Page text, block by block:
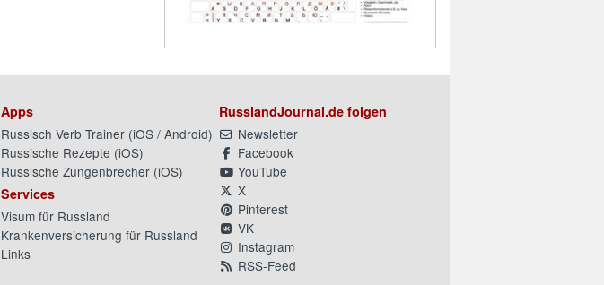
Apps
Russisch Verb Trainer (iOS / Android)
Russische Rezepte (iOS)
Russische Zungenbrecher (iOS)
Services
Visum für Russland
Krankenversicherung für Russland
Links
RusslandJournal.de folgen
Newsletter
Facebook
YouTube
X
Pinterest
VK
Instagram
RSS-Feed